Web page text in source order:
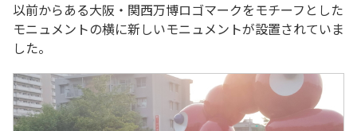
以前からある大阪・関西万博ロゴマークをモチーフとした
モニュメントの横に新しいモニュメントが設置されていま
した。